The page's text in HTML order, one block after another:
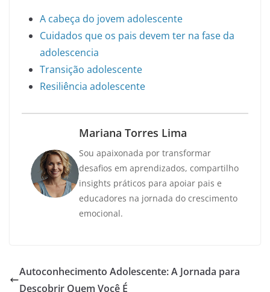
A cabeça do jovem adolescente
Cuidados que os pais devem ter na fase da
adolescencia
Transição adolescente
Resiliência adolescente
Mariana Torres Lima
Sou apaixonada por transformar
desafios em aprendizados, compartilho
insights práticos para apoiar pais e
educadores na jornada do crescimento
emocional.
Autoconhecimento Adolescente: A Jornada para
Descobrir Quem Você É